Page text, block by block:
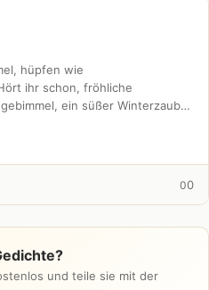
hüpfen wie
ihr schon, fröhliche
ein süßer Winterzauber
00
und teile sie mit der